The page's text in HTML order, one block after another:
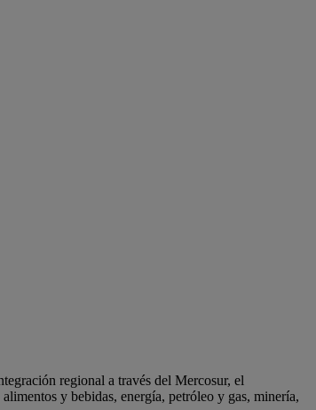
regional a través del Mercosur, el
y bebidas, energía, petróleo y gas, minería,